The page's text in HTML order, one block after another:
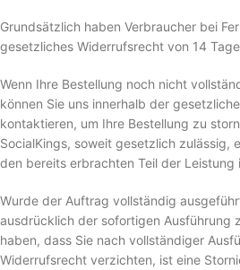
Grundsätzlich haben Verbraucher bei
gesetzliches Widerrufsrecht von 14
Wenn Ihre Bestellung noch nicht
können Sie uns innerhalb der
kontaktieren, um Ihre Bestellung zu
SocialKings, soweit gesetzlich zulässig,
den bereits erbrachten Teil der Leistung
Wurde der Auftrag vollständig
ausdrücklich der sofortigen Ausführung
haben, dass Sie nach vollständiger
Widerrufsrecht verzichten, ist eine